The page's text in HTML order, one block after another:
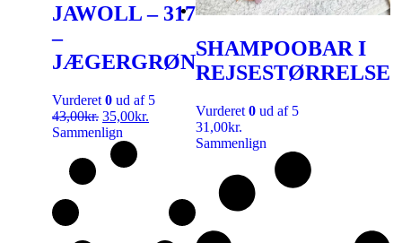
JAWOLL – 317
–
JÆGERGRØN
Vurderet 0 ud af 5
43,00kr. 35,00kr.
Sammenlign
SHAMPOOBAR I
REJSESTØRRELSE
Vurderet 0 ud af 5
31,00kr.
Sammenlign